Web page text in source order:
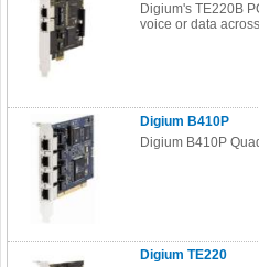
Digium's TE220B
voice or data
Digium B410P
Digium B410P
Digium TE220